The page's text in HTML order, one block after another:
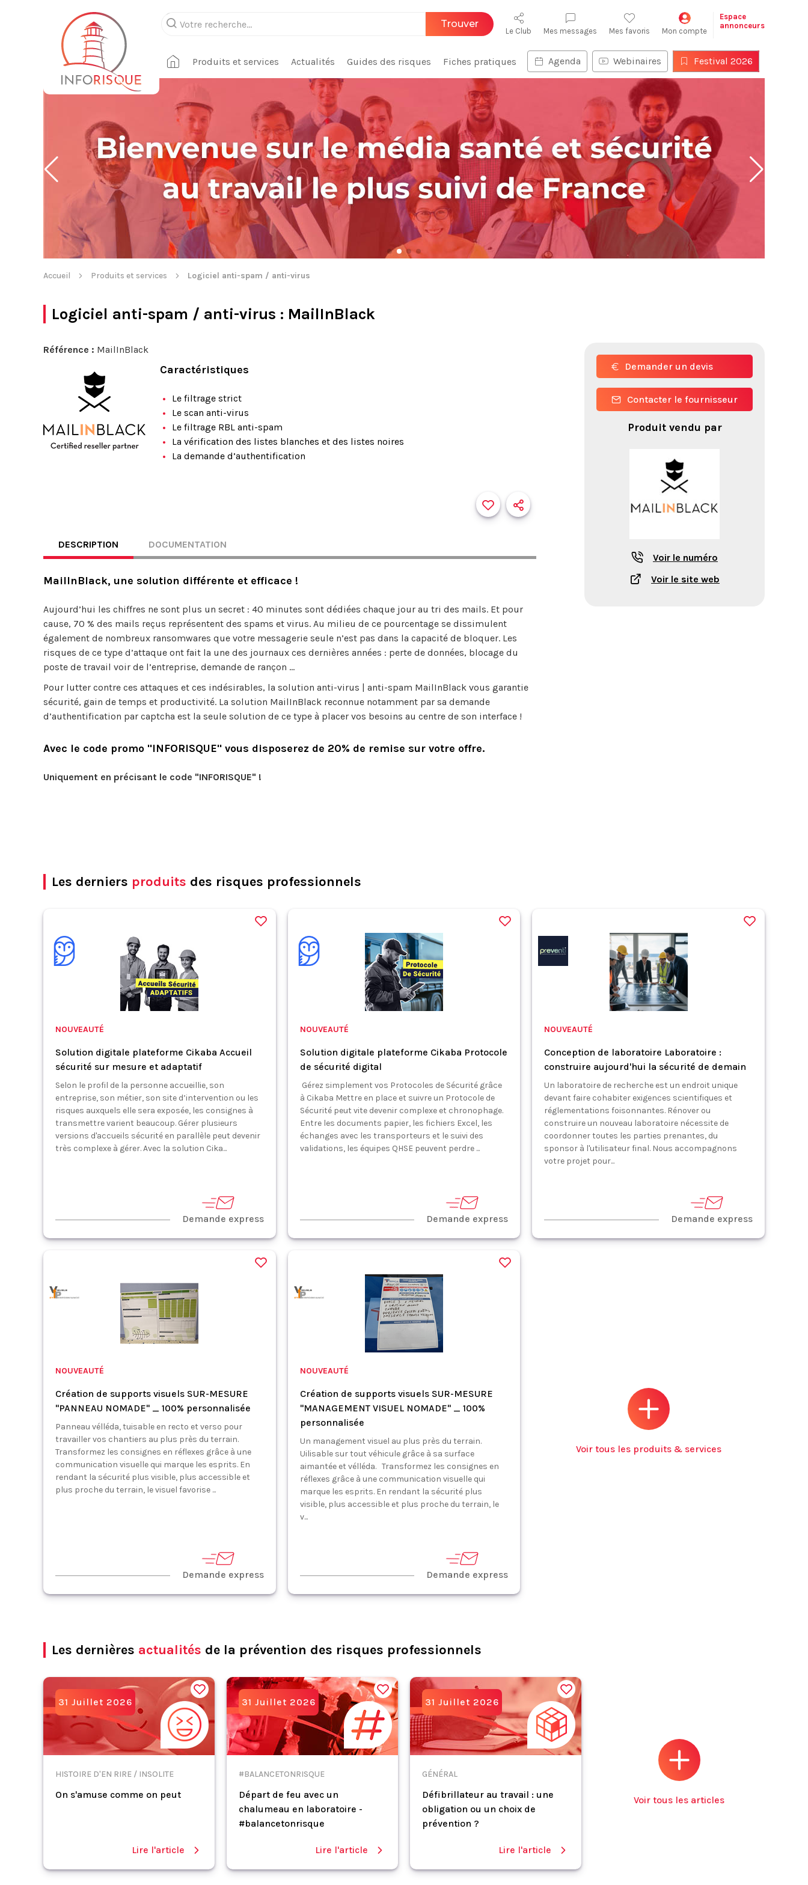
Trouver
Le Club Mes messages Mes favoris Mon compte
Espace
annonceurs
Produits et services Actualités Guides des risques Fiches pratiques Agenda Webinaires Festival 2026
Accueil Produits et services Logiciel anti-spam / anti-virus
Logiciel anti-spam / anti-virus : MailInBlack
Référence : MailInBlack
Caractéristiques
Le filtrage strict
Le scan anti-virus
Le filtrage RBL anti-spam
La vérification des listes blanches et des listes noires
La demande d’authentification
DESCRIPTION DOCUMENTATION
MailInBlack, une solution différente et efficace !
Aujourd’hui les chiffres ne sont plus un secret : 40 minutes sont dédiées chaque jour au tri des mails. Et pour
cause, 70 % des mails reçus représentent des spams et virus. Au milieu de ce pourcentage se dissimulent
également de nombreux ransomwares que votre messagerie seule n’est pas dans la capacité de bloquer. Les
risques de ce type d’attaque ont fait la une des journaux ces dernières années : perte de données, blocage du
poste de travail voir de l’entreprise, demande de rançon …
Pour lutter contre ces attaques et ces indésirables, la solution anti-virus | anti-spam MailInBlack vous garantie
sécurité, gain de temps et productivité. La solution MailInBlack reconnue notamment par sa demande
d’authentification par captcha est la seule solution de ce type à placer vos besoins au centre de son interface !
Avec le code promo "INFORISQUE" vous disposerez de 20% de remise sur votre offre.
Uniquement en précisant le code "INFORISQUE" !
Demander un devis
Contacter le fournisseur
Produit vendu par
Voir le numéro
Voir le site web
Les derniers produits des risques professionnels
NOUVEAUTÉ
Solution digitale plateforme Cikaba Accueil
sécurité sur mesure et adaptatif
Selon le profil de la personne accueillie, son
entreprise, son métier, son site d’intervention ou les
risques auxquels elle sera exposée, les consignes à
transmettre varient beaucoup. Gérer plusieurs
versions d'accueils sécurité en parallèle peut devenir
très complexe à gérer. Avec la solution Cika...
Demande express
NOUVEAUTÉ
Solution digitale plateforme Cikaba Protocole
de sécurité digital
Gérez simplement vos Protocoles de Sécurité grâce
à Cikaba Mettre en place et suivre un Protocole de
Sécurité peut vite devenir complexe et chronophage.
Entre les documents papier, les fichiers Excel, les
échanges avec les transporteurs et le suivi des
validations, les équipes QHSE peuvent perdre ...
Demande express
NOUVEAUTÉ
Conception de laboratoire Laboratoire :
construire aujourd'hui la sécurité de demain
Un laboratoire de recherche est un endroit unique
devant faire cohabiter exigences scientifiques et
réglementations foisonnantes. Rénover ou
construire un nouveau laboratoire nécessite de
coordonner toutes les parties prenantes, du
sponsor à l'utilisateur final. Nous accompagnons
votre projet pour...
Demande express
NOUVEAUTÉ
Création de supports visuels SUR-MESURE
"PANNEAU NOMADE" _ 100% personnalisée
Panneau vélléda, tuisable en recto et verso pour
travailler vos chantiers au plus près du terrain.
Transformez les consignes en réflexes grâce à une
communication visuelle qui marque les esprits. En
rendant la sécurité plus visible, plus accessible et
plus proche du terrain, le visuel favorise ...
Demande express
NOUVEAUTÉ
Création de supports visuels SUR-MESURE
"MANAGEMENT VISUEL NOMADE" _ 100%
personnalisée
Un management visuel au plus près du terrain.
Uilisable sur tout véhicule grâce à sa surface
aimantée et vélléda. Transformez les consignes en
réflexes grâce à une communication visuelle qui
marque les esprits. En rendant la sécurité plus
visible, plus accessible et plus proche du terrain, le
v...
Demande express
Voir tous les produits & services
Les dernières actualités de la prévention des risques professionnels
31 Juillet 2026
HISTOIRE D'EN RIRE / INSOLITE
On s'amuse comme on peut
Lire l'article
31 Juillet 2026
#BALANCETONRISQUE
Départ de feu avec un
chalumeau en laboratoire -
#balancetonrisque
Lire l'article
31 Juillet 2026
GÉNÉRAL
Défibrillateur au travail : une
obligation ou un choix de
prévention ?
Lire l'article
Voir tous les articles